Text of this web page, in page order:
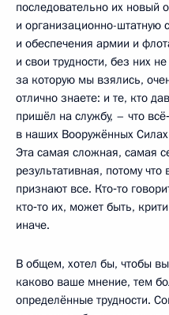
последовательно их новый
и организационно-штатную
и обеспечения армии и
и свои трудности, без них
за которую мы взялись,
отлично знаете: и те, кто
пришёл на службу, – что
в наших Вооружённых
Эта самая сложная, самая
результативная, потому
признают все. Кто‑то
кто‑то их, может быть,
иначе.
В общем, хотел бы, чтобы
каково ваше мнение, тем
определённые трудности.